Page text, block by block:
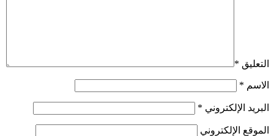
التعليق *
الاسم *
البريد الإلكتروني *
الموقع الإلكتروني